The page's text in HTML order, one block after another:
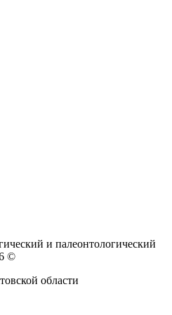
и палеонтологический
©
области